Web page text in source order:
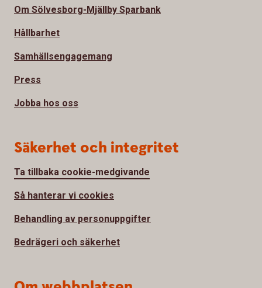
Om Sölvesborg-Mjällby Sparbank
Hållbarhet
Samhällsengagemang
Press
Jobba hos oss
Säkerhet och integritet
Ta tillbaka cookie-medgivande
Så hanterar vi cookies
Behandling av personuppgifter
Bedrägeri och säkerhet